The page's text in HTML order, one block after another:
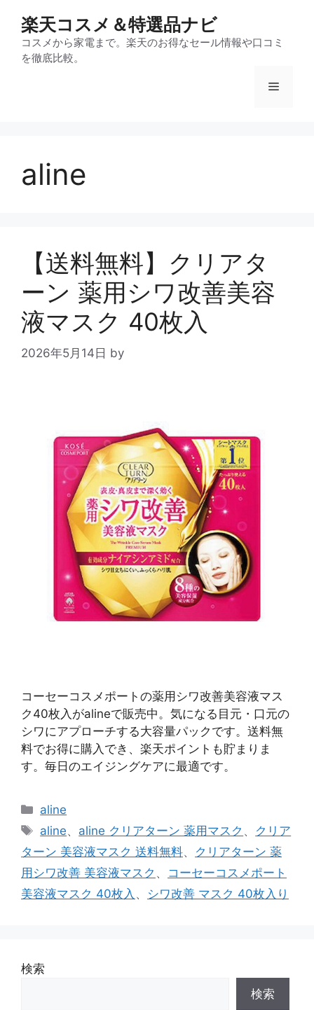
楽天コスメ＆特選品ナビ
コスメから家電まで。楽天のお得なセール情報や口コミ
を徹底比較。
メ
aline
【送料無料】クリアタ
ーン 薬用シワ改善美容
液マスク 40枚入
2026年5月14日 by
コーセーコスメポートの薬用シワ改善美容液マス
ク40枚入がalineで販売中。気になる目元・口元の
シワにアプローチする大容量パックです。送料無
料でお得に購入でき、楽天ポイントも貯まりま
す。毎日のエイジングケアに最適です。
カ
テ
リ
ー
aline
タ
グ
aline、 aline クリアターン 薬用マスク 、 クリア
ターン 美容液マスク 送料無料、 クリアターン 薬
用シワ改善 美容液マスク 、 コーセーコスメポート
美容液マスク 40枚入 、 シワ改善 マスク 40枚入り
検索
検索